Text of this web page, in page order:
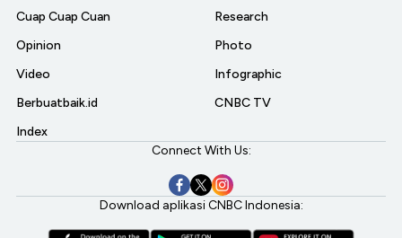
Cuap Cuap Cuan
Opinion
Video
Berbuatbaik.id
Index
Research
Photo
Infographic
CNBC TV
Connect With Us:
Download aplikasi CNBC Indonesia: